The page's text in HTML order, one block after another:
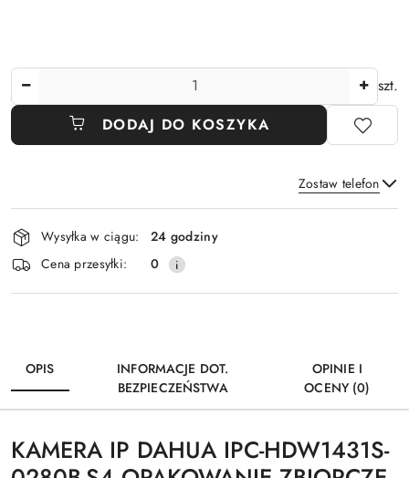
szt.
DODAJ DO KOSZYKA
Zostaw telefon
Wyślij
Dostępność
i
dostawa
Wysyłka w ciągu:
24 godziny
Cena przesyłki:
0
OPIS
INFORMACJE DOT.
BEZPIECZEŃSTWA
OPINIE I
OCENY (0)
KAMERA IP DAHUA IPC-HDW1431S-